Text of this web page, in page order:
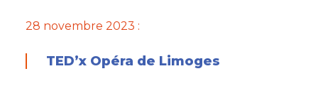
28 novembre 2023 :
TED’x Opéra de Limoges